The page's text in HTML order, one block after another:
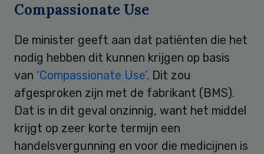
Compassionate Use
De minister geeft aan dat patiënten die het
nodig hebben dit kunnen krijgen op basis
van ‘Compassionate Use’. Dit zou
afgesproken zijn met de fabrikant (BMS).
Dat is in dit geval onzinnig, want het middel
krijgt op zeer korte termijn een
handelsvergunning en voor die medicijnen is